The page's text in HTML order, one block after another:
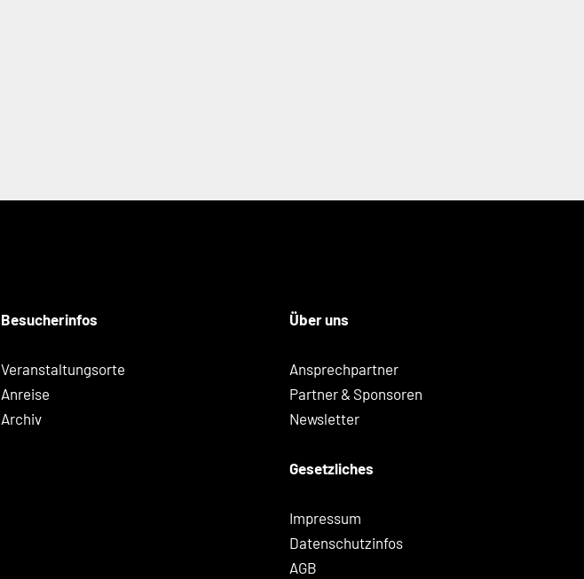
Besucherinfos
Veranstaltungsorte
Anreise
Archiv
Über uns
Ansprechpartner
Partner & Sponsoren
Newsletter
Gesetzliches
Impressum
Datenschutzinfos
AGB